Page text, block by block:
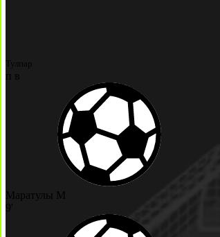
Тулпар
п в
Маратулы М
9'